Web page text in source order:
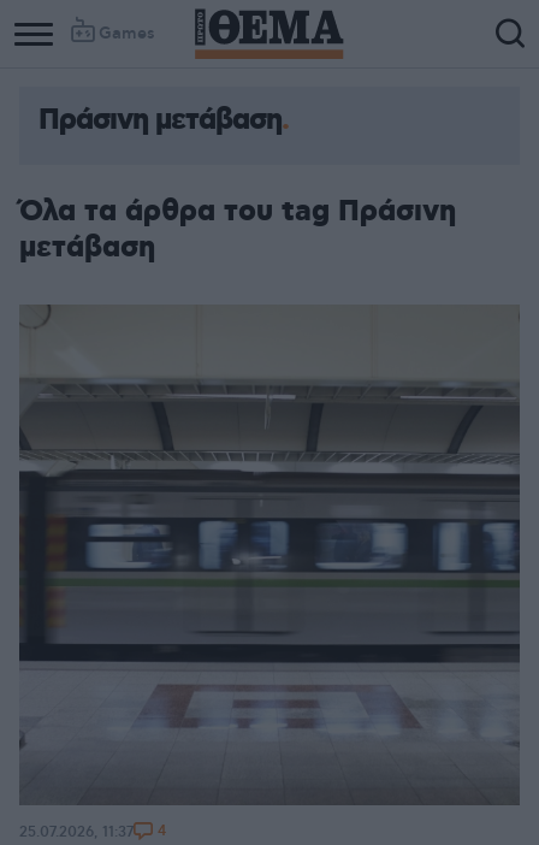
Games
Πράσινη μετάβαση
Όλα τα άρθρα του tag Πράσινη
μετάβαση
25.07.2026, 11:37 4